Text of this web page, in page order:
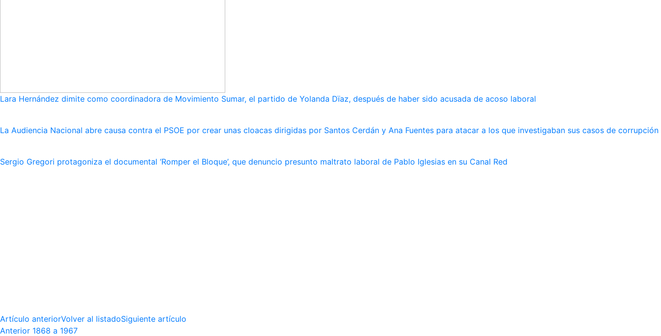
Lara Hernández dimite como coordinadora de Movimiento Sumar, el partido de Yolanda Dïaz, después de haber sido acusada de acoso laboral
La Audiencia Nacional abre causa contra el PSOE por crear unas cloacas dirigidas por Santos Cerdán y Ana Fuentes para atacar a los que investigaban sus casos de corrupción
Sergio Gregori protagoniza el documental ‘Romper el Bloque’, que denuncio presunto maltrato laboral de Pablo Iglesias en su Canal Red
Artículo anteriorVolver al listadoSiguiente artículo
Anterior 1868 a 1967